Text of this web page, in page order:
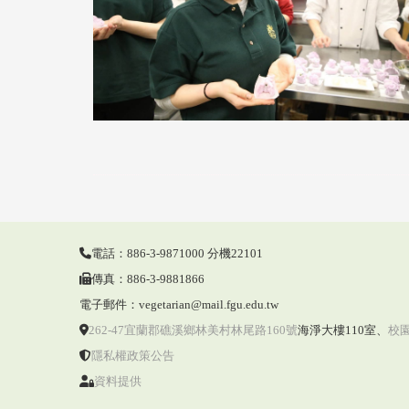
電話：886-3-9871000 分機22101
傳真：886-3-9881866
電子郵件：vegetarian@mail.fgu.edu.tw
262-47宜蘭郡礁溪鄉林美村林尾路160號海淨大樓110室
校
隱私權政策公告
資料提供